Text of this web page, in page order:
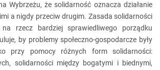
Wybrzeżu, że solidarność oznacza działanie
a nigdy przeciw drugim. Zasada solidarności
rzecz bardziej sprawiedliwego porządku
by problemy społeczno-gospodarcze były
przy pomocy różnych form solidarności:
solidarności między bogatymi i biednymi,